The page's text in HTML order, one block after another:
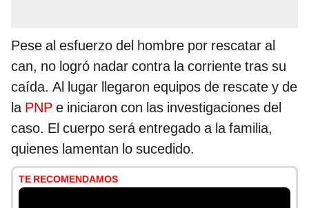
Pese al esfuerzo del hombre por rescatar al
can, no logró nadar contra la corriente tras su
caída. Al lugar llegaron equipos de rescate y de
la PNP e iniciaron con las investigaciones del
caso. El cuerpo será entregado a la familia,
quienes lamentan lo sucedido.
TE RECOMENDAMOS